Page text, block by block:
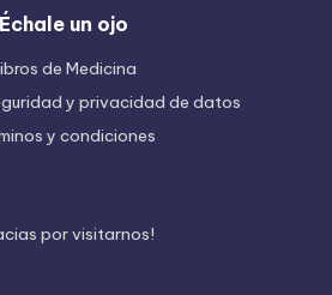
Échale un ojo
de Medicina
y privacidad de datos
y condiciones
cias porvisitarnos!